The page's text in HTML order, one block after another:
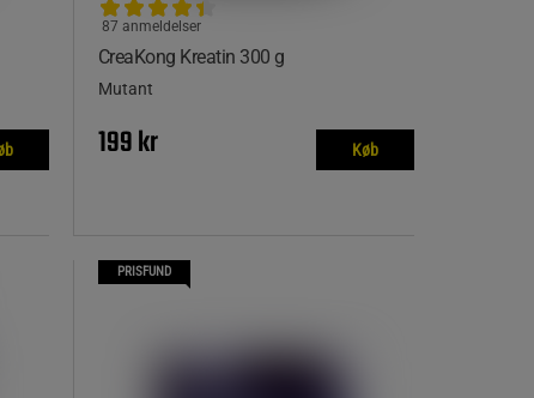
CreaKong Kreatin 300 g
87 anmeldelser
Mutant
199 kr Køb
PRISFUND